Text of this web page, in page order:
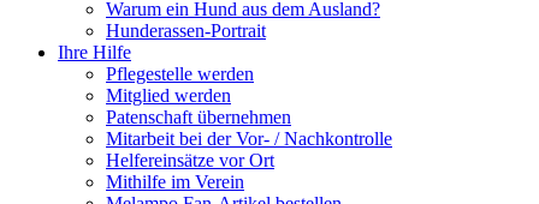
Warum ein Hund aus dem Ausland?
Hunderassen-Portrait
Ihre Hilfe
Pflegestelle werden
Mitglied werden
Patenschaft übernehmen
Mitarbeit bei der Vor- / Nachkontrolle
Helfereinsätze vor Ort
Mithilfe im Verein